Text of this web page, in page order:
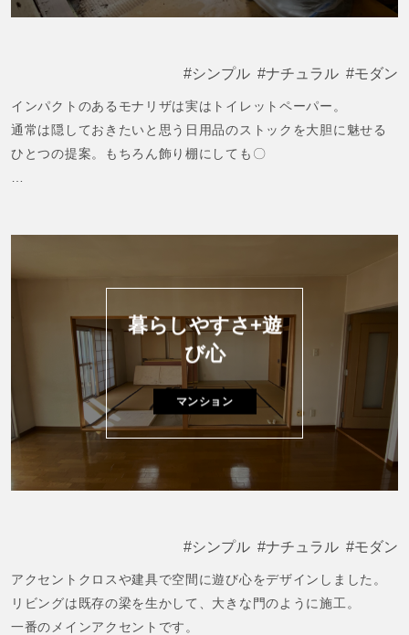
群。
家具が引き立つよう馴染みのいいナチュラルカラーの木を使用
し
シンプルに仕上げられたリビングは無駄が無く圧倒的な機能美
を誇ります。
ださい！
シンプル ナチュラル モダン
インパクトのあるモナリザは実はトイレットペーパー。
通常は隠しておきたいと思う日用品のストックを大胆に魅せる
ひとつの提案。もちろん飾り棚にしても〇
生活の中心にクローゼットを配置することで利便性UP！
個性的なリビングの形に合わせ丸みのある曲線家具を揃えまし
さらに一光ハイツ千代田はPanasonic認定のサステナブルフロ
アー材を使用しており森林保全へ貢献しています！
地球とアートそして生活
暮らしやすさ+遊
び心
マンション
シンプル ナチュラル モダン
アクセントクロスや建具で空間に遊び心をデザインしました。
リビングは既存の梁を生かして、大きな門のように施工。
一番のメインアクセントです。